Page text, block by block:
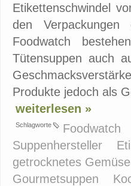
Etikettenschwindel
den
Foodwatch
Tütensuppen auch
Produkte jedoch als
weiterlesen »
Schlagworte Foodwatch
Suppenhersteller
getrocknetes Gemüse
Gourmetsuppen